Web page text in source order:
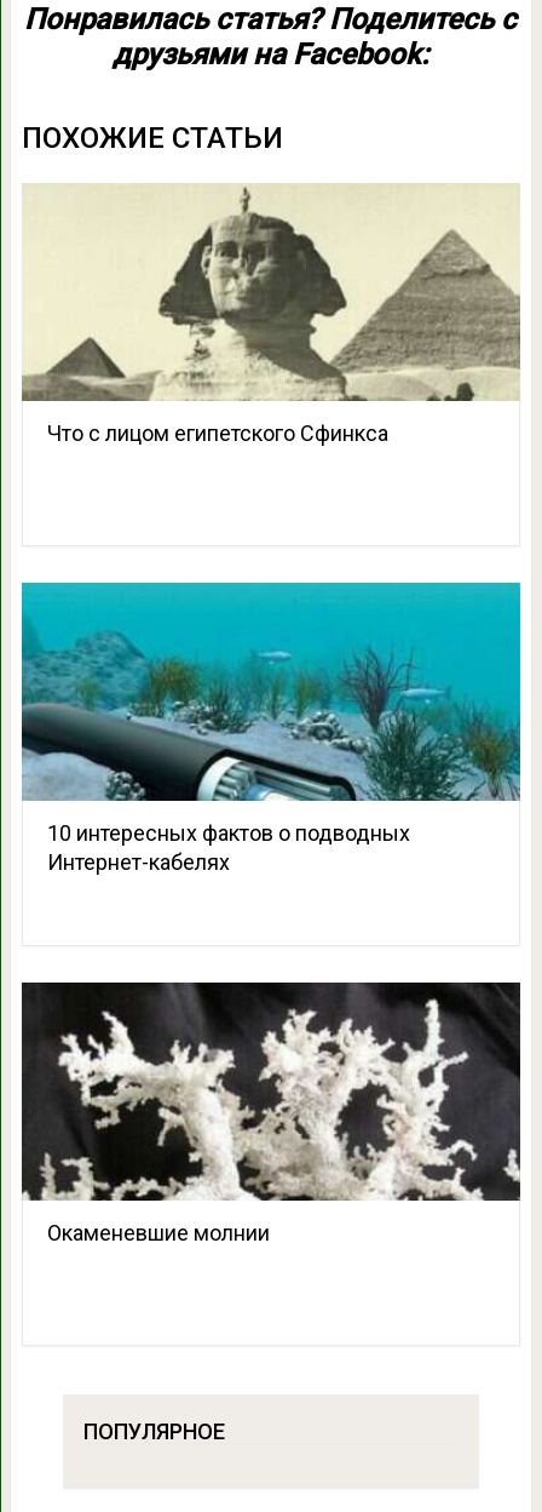
Понравилась статья? Поделитесь с
друзьями на Facebook:
ПОХОЖИЕ СТАТЬИ
Что с лицом египетского Сфинкса
10 интересных фактов о подводных
Интернет-кабелях
Окаменевшие молнии
ПОПУЛЯРНОЕ